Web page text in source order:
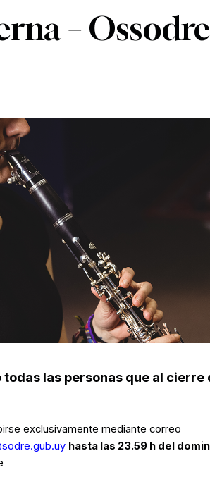
–
las personas que al
exclusivamente mediante correo
hasta las 23.59 h del